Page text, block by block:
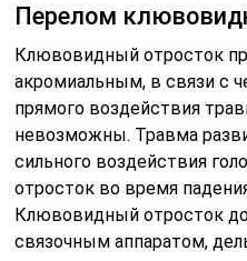
Перелом
Клювовидный отросток
акромиальным, в связи с
прямого воздействия
невозможны. Травма
сильного воздействия
отросток во время
Клювовидный отросток
связочным аппаратом,